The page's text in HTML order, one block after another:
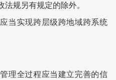
规另有规定的除外。
当实现跨层级跨地域跨系统
理全过程应当建立完善的信